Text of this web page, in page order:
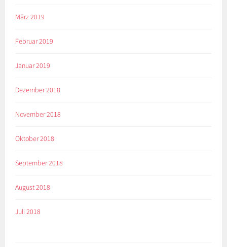
März 2019
Februar 2019
Januar 2019
Dezember 2018
November 2018
Oktober 2018
September 2018
August 2018
Juli 2018